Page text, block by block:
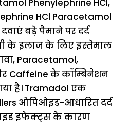
HCl Paracetamol
बड़े पैमाने पर दर्द
के इलाज के लिए इस्तेमाल
Paracetamol,
Caffeine के कॉम्बिनेशन
है। Tramadol एक
ओपिओइड-आधारित दर्द
इफेक्ट्स के कारण